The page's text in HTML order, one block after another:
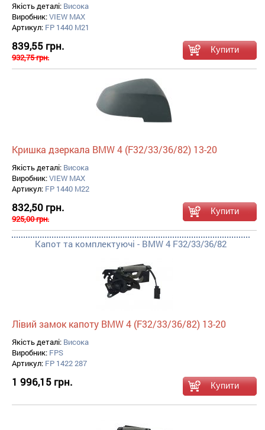
Якість деталі: Висока
Виробник:VIEW MAX
Артикул: FP 1440 M21
839,55 грн.
932,75 грн.
Кришка дзеркала BMW 4 (F32/33/36/82) 13-20
Якість деталі: Висока
Виробник:VIEW MAX
Артикул: FP 1440 M22
832,50 грн.
925,00 грн.
Капот та комплектуючі - BMW 4 F32/33/36/82
Лівий замок капоту BMW 4 (F32/33/36/82) 13-20
Якість деталі: Висока
Виробник: FPS
Артикул: FP 1422 287
1 996,15 грн.